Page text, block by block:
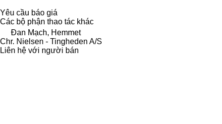
Yêu cầu báo giá
Các bộ phận thao tác khác
Đan Mạch, Hemmet
Chr. Nielsen - Tingheden A/S
Liên hệ với người bán